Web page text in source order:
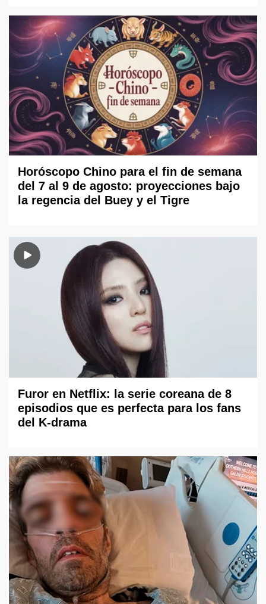
Horóscopo Chino para el fin de semana
del 7 al 9 de agosto: proyecciones bajo
la regencia del Buey y el Tigre
Furor en Netflix: la serie coreana de 8
episodios que es perfecta para los fans
del K-drama